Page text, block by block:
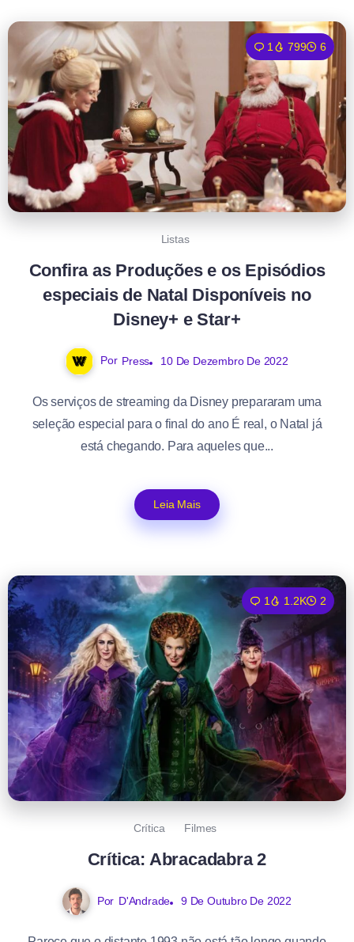
1 799 6
Listas
Confira as Produções e os Episódios
especiais de Natal Disponíveis no
Disney+ e Star+
Por Press 10 De Dezembro De 2022
Os serviços de streaming da Disney prepararam uma
seleção especial para o final do ano É real, o Natal já
está chegando. Para aqueles que...
Leia Mais
1 1.2K 2
Crítica Filmes
Crítica: Abracadabra 2
Por D'Andrade 9 De Outubro De 2022